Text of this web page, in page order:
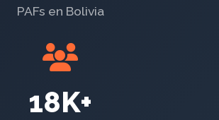
PAFs en Bolivia
18K+